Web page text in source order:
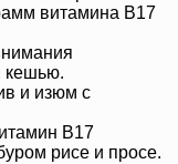
витамина B17
кешью.
и изюм с
B17
рисе и просе.